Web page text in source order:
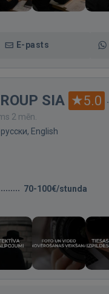
E-pasts
SIA 5.0 ·
2 mēn.
English
70-100€/stunda